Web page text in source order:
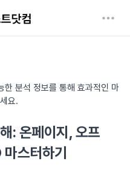
한 분석 정보를 통해 효과적인 마
요.
: 온페이지, 오프
스터하기